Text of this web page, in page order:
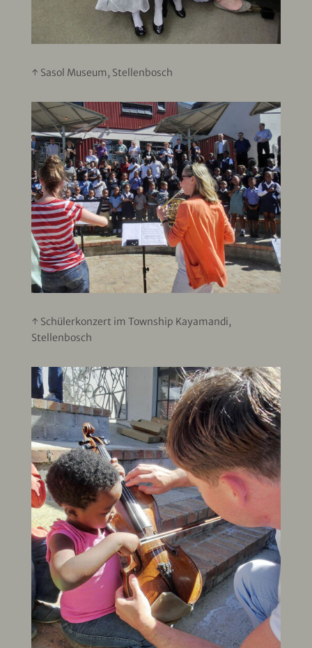
↑ Sasol Museum, Stellenbosch
↑ Schülerkonzert im Township Kayamandi,
Stellenbosch